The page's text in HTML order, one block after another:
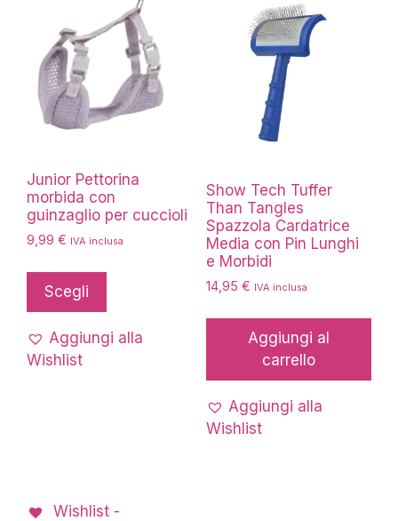
scelte
nella
pagina
del
prodotto
Junior Pettorina
morbida con
guinzaglio per cuccioli
9,99 € IVA inclusa
Scegli
ha
più
pagina
Aggiungi alla
Wishlist
Show Tech Tuffer
Than Tangles
Spazzola Cardatrice
Media con Pin Lunghi
e Morbidi
14,95 € IVA inclusa
Aggiungi al
carrello
Aggiungi alla
Wishlist
Wishlist -